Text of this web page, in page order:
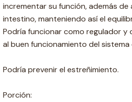
incrementar su función, además
intestino, manteniendo así el
Podría funcionar como regulador y
al buen funcionamiento del sistema
Podría prevenir el estreñimiento.
Porción: